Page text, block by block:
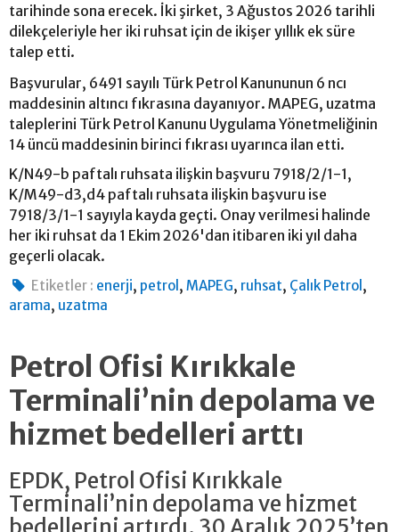
tarihinde sona erecek. İki şirket, 3 Ağustos 2026 tarihli
dilekçeleriyle her iki ruhsat için de ikişer yıllık ek süre
talep etti.
Başvurular, 6491 sayılı Türk Petrol Kanununun 6 ncı
maddesinin altıncı fıkrasına dayanıyor. MAPEG, uzatma
taleplerini Türk Petrol Kanunu Uygulama Yönetmeliğinin
14 üncü maddesinin birinci fıkrası uyarınca ilan etti.
K/N49-b paftalı ruhsata ilişkin başvuru 7918/2/1-1,
K/M49-d3,d4 paftalı ruhsata ilişkin başvuru ise
7918/3/1-1 sayıyla kayda geçti. Onay verilmesi halinde
her iki ruhsat da 1 Ekim 2026'dan itibaren iki yıl daha
geçerli olacak.
Etiketler : enerji, petrol ,MAPEG, ruhsat, Çalık Petrol ,
arama, uzatma
Petrol Ofisi Kırıkkale
Terminali’nin depolama ve
hizmet bedelleri arttı
EPDK, Petrol Ofisi Kırıkkale
Terminali’nin depolama ve hizmet